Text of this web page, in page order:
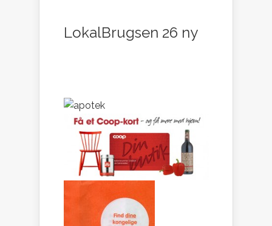
LokalBrugsen 26 ny